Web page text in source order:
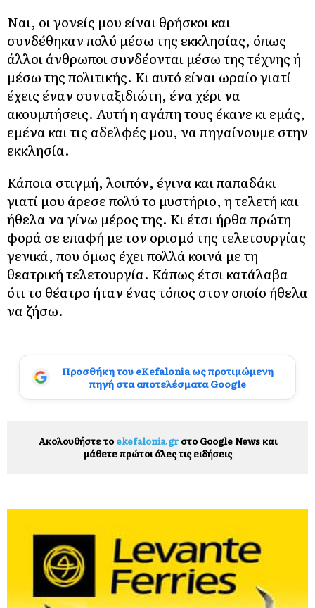
Ναι, οι γονείς μου είναι θρήσκοι και
συνδέθηκαν πολύ μέσω της εκκλησίας, όπως
άλλοι άνθρωποι συνδέονται μέσω της τέχνης ή
μέσω της πολιτικής. Κι αυτό είναι ωραίο γιατί
έχεις έναν συνταξιδιώτη, ένα χέρι να
ακουμπήσεις. Αυτή η αγάπη τους έκανε κι εμάς,
εμένα και τις αδελφές μου, να πηγαίνουμε στην
εκκλησία.
Κάποια στιγμή, λοιπόν, έγινα και παπαδάκι
γιατί μου άρεσε πολύ το μυστήριο, η τελετή και
ήθελα να γίνω μέρος της. Κι έτσι ήρθα πρώτη
φορά σε επαφή με τον ορισμό της τελετουργίας
γενικά, που όμως έχει πολλά κοινά με τη
θεατρική τελετουργία. Κάπως έτσι κατάλαβα
ότι το θέατρο ήταν ένας τόπος στον οποίο ήθελα
να ζήσω.
Προσθήκη του eKefalonia ως προτιμώμενη
πηγή στα αποτελέσματα Google
Ακολουθήστε το ekefalonia.grστο Google News και
μάθετε πρώτοι όλες τις ειδήσεις